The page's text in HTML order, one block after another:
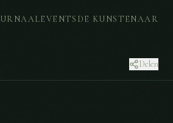
EVENTS DE KUNSTENAAR
Delen